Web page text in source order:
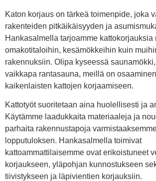
Katon korjaus on tärkeä toimenpide, joka
rakenteiden pitkäikäisyyden ja
Hankasalmella tarjoamme kattokorjauksia
omakotitaloihin, kesämökkeihin kuin
rakennuksiin. Olipa kyseessä
vaikkapa rantasauna, meillä on
kaikenlaisten kattojen korjaamiseen.
Kattotyöt suoritetaan aina huolellisesti ja
Käytämme laadukkaita materiaaleja ja
parhaita rakennustapoja
lopputuloksen. Hankasalmella toimivat
kattoammattilaisemme ovat erikoistuneet
korjaukseen, yläpohjan kunnostukseen
tiivistykseen ja läpivientien korjauksiin.